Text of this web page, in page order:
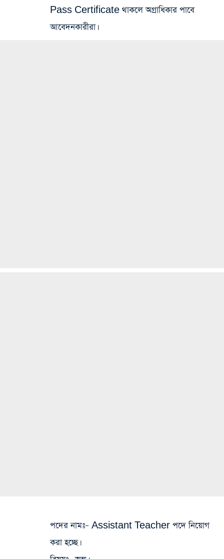
Pass Certificate থাকলে অগ্রাধিকার পাবে
আবেদনকারীরা।
পদের নামঃ– Assistant Teacher পদে নিয়োগ
করা হচ্ছে।